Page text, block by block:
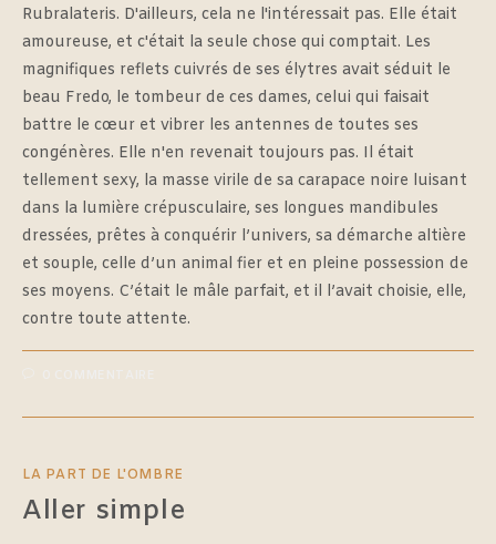
Rubralateris. D'ailleurs, cela ne l'intéressait pas. Elle était
amoureuse, et c'était la seule chose qui comptait. Les
magnifiques reflets cuivrés de ses élytres avait séduit le
beau Fredo, le tombeur de ces dames, celui qui faisait
battre le cœur et vibrer les antennes de toutes ses
congénères. Elle n'en revenait toujours pas. Il était
tellement sexy, la masse virile de sa carapace noire luisant
dans la lumière crépusculaire, ses longues mandibules
dressées, prêtes à conquérir l’univers, sa démarche altière
et souple, celle d’un animal fier et en pleine possession de
ses moyens. C’était le mâle parfait, et il l’avait choisie, elle,
contre toute attente.
LA PART DE L'OMBRE
Aller simple